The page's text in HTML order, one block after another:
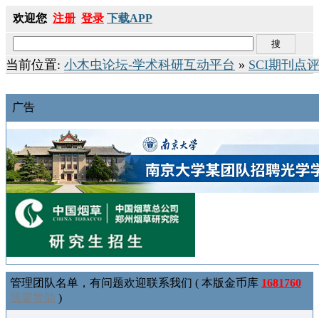
欢迎您 注册 登录 下载APP
当前位置: 小木虫论坛-学术科研互动平台 » SCI期刊点评
广告
管理团队名单，有问题欢迎联系我们 ( 本版金币库 1681760
我要赞助 )